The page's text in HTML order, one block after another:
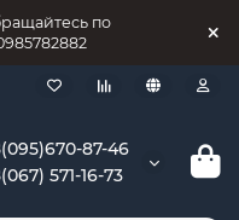
по
87-46
571-16-73